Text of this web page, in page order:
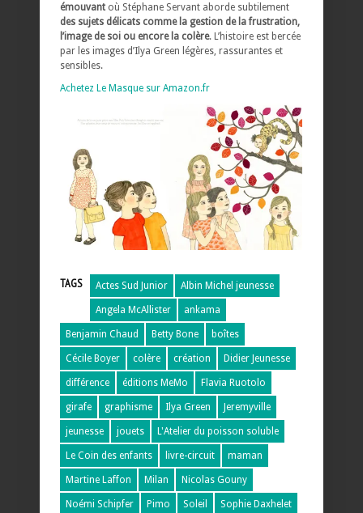
émouvant où Stéphane Servant aborde subtilement
des sujets délicats comme la gestion de la frustration,
l’image de soi ou encore la colère. L’histoire est bercée
par les images d’Ilya Green légères, rassurantes et
sensibles.
Achetez Le Masque sur Amazon.fr
TAGS Actes Sud Junior Albin Michel jeunesse
Angela McAllister ankama
Benjamin Chaud Betty Bone boîtes
Cécile Boyer colère création Didier Jeunesse
différence éditions MeMo Flavia Ruotolo
girafe graphisme Ilya Green Jeremyville
jeunesse jouets L'Atelier du poisson soluble
Le Coin des enfants livre-circuit maman
Martine Laffon Milan Nicolas Gouny
Noémi Schipfer Pimo Soleil Sophie Daxhelet